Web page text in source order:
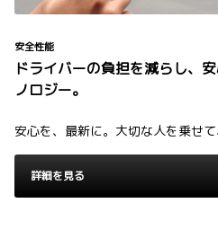
安全性能
ドライバーの負担を減らし、
ノロジー。
安心を、最新に。大切な人を乗せ
詳細を見る